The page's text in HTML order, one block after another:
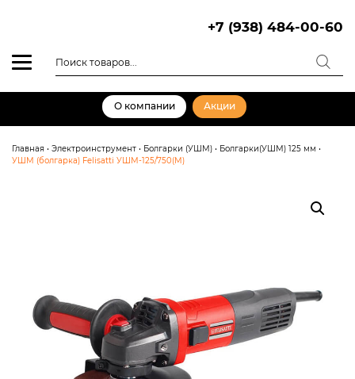
+7 (938) 484-00-60
товаров
О компании Акции
Главная • Электроинструмент • Болгарки (УШМ) • Болгарки(УШМ) 125 мм •
УШМ (болгарка) Felisatti УШМ-125/750(М)